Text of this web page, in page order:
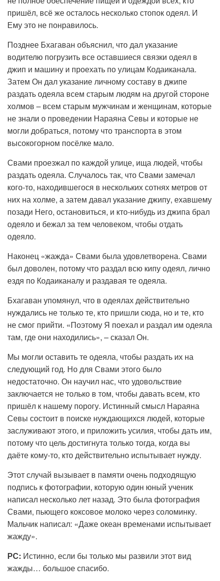
пришёл, всё же осталось несколько стопок одеял. И
Ему это не понравилось.
Позднее Бхагаван объяснил, что дал указание
водителю погрузить все оставшиеся связки одеял в
джип и машину и проехать по улицам Кодаиканала.
Затем Он дал указание личному составу в джипе
раздать одеяла всем старым людям на другой стороне
холмов – всем старым мужчинам и женщинам, которые
не знали о проведении Нараяна Севы и которые не
могли добраться, потому что транспорта в этом
высокогорном посёлке мало.
Свами проезжал по каждой улице, ища людей, чтобы
раздать одеяла. Случалось так, что Свами замечал
кого-то, находившегося в нескольких сотнях метров от
них на холме, а затем давал указание джипу, ехавшему
позади Него, остановиться, и кто-нибудь из джипа брал
одеяло и бежал за тем человеком, чтобы отдать
одеяло.
Наконец «жажда» Свами была удовлетворена. Свами
был доволен, потому что раздал всю кипу одеял, лично
ездя по Кодаиканалу и раздавая те одеяла.
Бхагаван упомянул, что в одеялах действительно
нуждались не только те, кто пришли сюда, но и те, кто
не смог прийти. «Поэтому Я поехал и раздал им одеяла
там, где они находились», – сказал Он.
Мы могли оставить те одеяла, чтобы раздать их на
следующий год. Но для Свами этого было
недостаточно. Он научил нас, что удовольствие
заключается не только в том, чтобы давать всем, кто
пришёл к нашему порогу. Истинный смысл Нараяна
Севы состоит в поиске нуждающихся людей, которые
заслуживают этого, и приложить усилия, чтобы дать им,
потому что цель достигнута только тогда, когда вы
даёте кому-то, кто действительно испытывает нужду.
Этот случай вызывает в памяти очень подходящую
подпись к фотографии, которую один юный ученик
написал несколько лет назад. Это была фотография
Свами, пьющего коксовое молоко через соломинку.
Мальчик написал: «Даже океан временами испытывает
жажду».
РС: Истинно, если бы только мы развили этот вид
жажды… большое спасибо.